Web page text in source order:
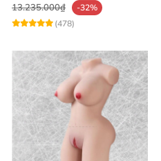
13.235.000₫
-32%
(478)